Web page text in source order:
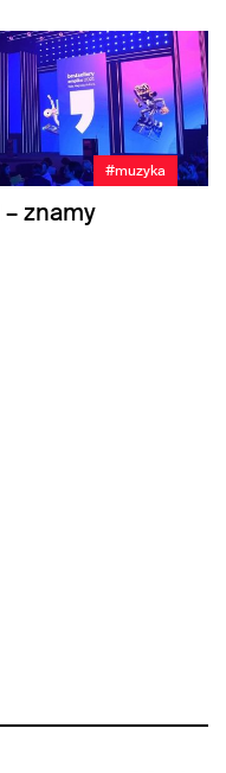
#muzyka
– znamy